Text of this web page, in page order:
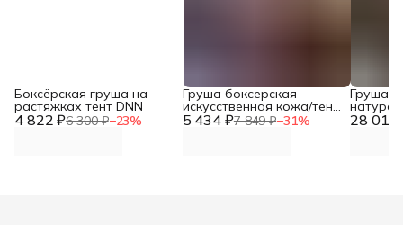
4 822 ₽6 300 ₽−23%
Боксёрская груша на
растяжках тент DNN
5 434 ₽7 849 ₽−31%
Груша боксерская
искусственная кожа/тент
25кг DNN 28 014
Груша
Высота